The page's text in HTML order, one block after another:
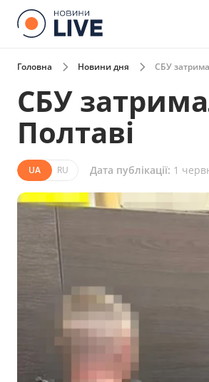
Головна Новини дня СБУ
СБУ
Полтаві
UA RU Дата публікації: 1